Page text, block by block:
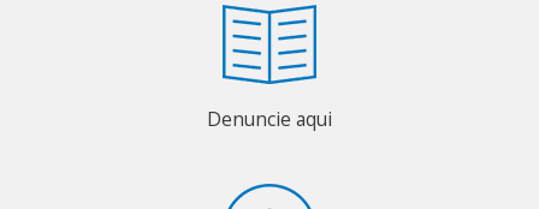
Denuncie aqui